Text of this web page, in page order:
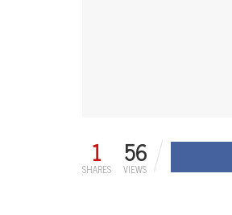
1
SHARES 56
VIEWS